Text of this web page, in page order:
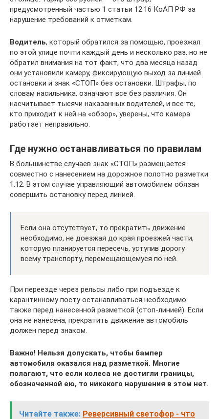
предусмотренный частью 1 статьи 12.16 КоАП РФ за
нарушение требований к отметкам.
Водитель, который обратился за помощью, проезжал
по этой улице почти каждый день и несколько раз, но не
обратил внимания на тот факт, что два месяца назад
они установили камеру, фиксирующую выход за линией
остановки и знак «СТОП» без остановки. Штрафы, по
словам насильника, означают все без различия. Он
насчитывает тысячи наказанных водителей, и все те,
кто приходит к ней на «обзор», уверены, что камера
работает неправильно.
Где нужно останавливаться по правилам
В большинстве случаев знак «СТОП» размещается
совместно с нанесением на дорожное полотно разметки
1.12. В этом случае управляющий автомобилем обязан
совершить остановку перед линией.
Если она отсутствует, то прекратить движение
необходимо, не доезжая до края проезжей части,
которую планируется пересечь, уступив дорогу
всему транспорту, перемещающемуся по ней.
При переезде через рельсы либо при подъезде к
карантинному посту останавливаться необходимо
также перед нанесенной разметкой (стоп-линией). Если
она не нанесена, прекратить движение автомобиль
должен перед знаком.
Важно! Нельзя допускать, чтобы бампер
автомобиля оказался над разметкой. Многие
полагают, что если колеса не достигли границы,
обозначенной ею, то никакого нарушения в этом нет.
Читайте также: Реверсивный светофор - что